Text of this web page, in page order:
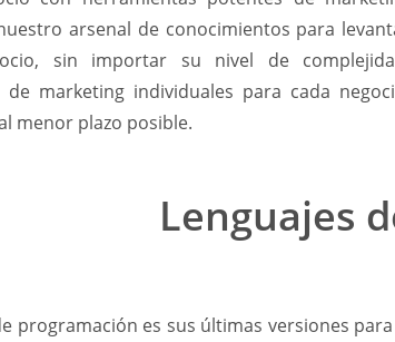
arsenal de conocimientos para
sin importar su nivel de
de marketing individuales para cada
menor plazo posible.
Lenguajes
programación es sus últimas versiones